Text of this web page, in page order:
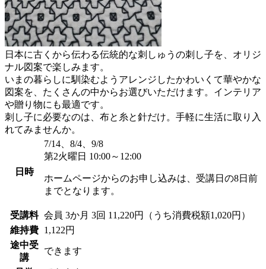
日本に古くから伝わる伝統的な刺しゅうの刺し子を、オリジ
ナル図案で楽しみます。
いまの暮らしに馴染むようアレンジしたかわいくて華やかな
図案を、たくさんの中からお選びいただけます。インテリア
や贈り物にも最適です。
刺し子に必要なのは、布と糸と針だけ。手軽に生活に取り入
れてみませんか。
日時
7/14、8/4、9/8
第2火曜日 10:00～12:00
ホームページからのお申し込みは、受講日の8日前
までとなります。
受講料 会員 3か月 3回 11,220円（うち消費税額1,020円）
維持費
1,122円
途中受
講
できます